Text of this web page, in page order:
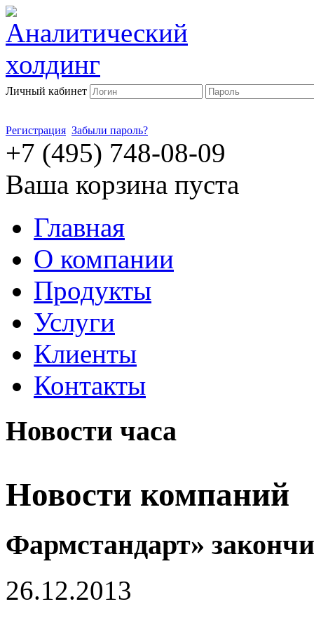
Личный кабинет
Регистрация Забыли пароль?
+7 (495) 748-08-09
Ваша корзина пуста
Главная
О компании
Продукты
Услуги
Клиенты
Контакты
Новости часа
Новости компаний
Фармстандарт»
26.12.2013